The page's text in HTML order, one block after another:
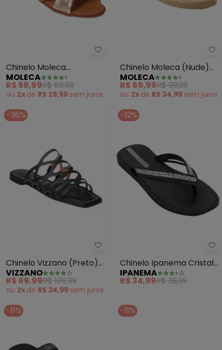
Moleca - Chinelo Moleca
Chinelo Moleca
(Dourada) em Sisntético
Metalizado
MOLECA
R$ 59,99R$ 89,99
ou 2x de R$ 29,99 sem juros
Chinelo Moleca (Nude)
em Sintético
MOLECA
R$ 69,99R$ 99,99
ou 2x de R$ 34,99 sem juros
-36%
Vizzano - Chinelo Vizzano
Chinelo Vizzano (Preto)
em Sintético
VIZZANO
R$ 69,99R$ 109,99
ou 2x de R$ 34,99 sem juros
-12%
Chinelo Ipanema Cristal
(Preto)
IPANEMA
R$ 34,99R$ 39,99
-11% -11%